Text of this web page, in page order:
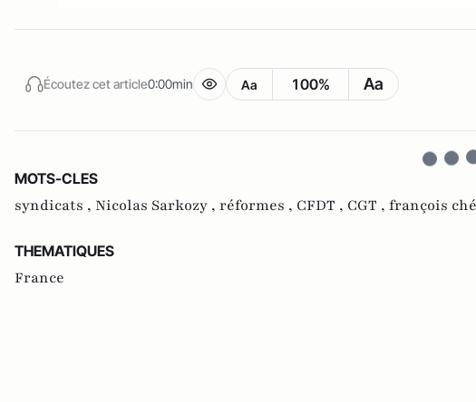
Écoutez cet article0:00min Aa 100% Aa
MOTS-CLES
syndicats , Nicolas Sarkozy , réformes , CFDT , CGT , françois
THEMATIQUES
France